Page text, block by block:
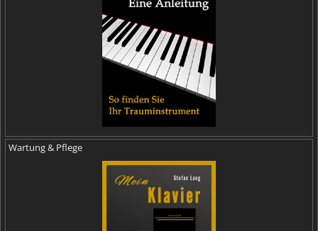
Wartung & Pflege